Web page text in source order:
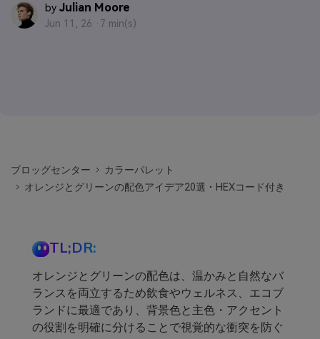
by Julian Moore
Jun 11, 26 · 7 min(s)
ブロッグセンター
カラーパレット
オレンジとグリーンの配色アイデア20選・HEXコード付き
TL;DR:
オレンジとグリーンの配色は、温かみと自然なバ
ランスを両立するため飲食やウェルネス、エコブ
ランドに最適であり、背景色と主色・アクセント
の役割を明確に分けることで視覚的な衝突を防ぐ